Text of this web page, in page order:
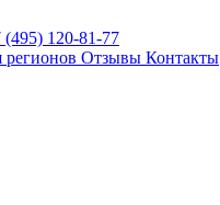
(495) 120-81-77
регионов Отзывы Контакты